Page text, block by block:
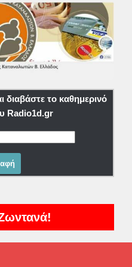
το καθημερινό
Radio1d.gr